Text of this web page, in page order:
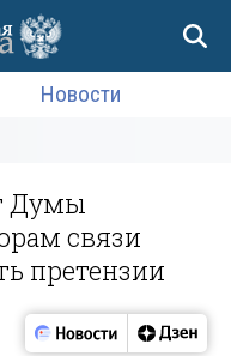
Новости
Думы
связи
претензии